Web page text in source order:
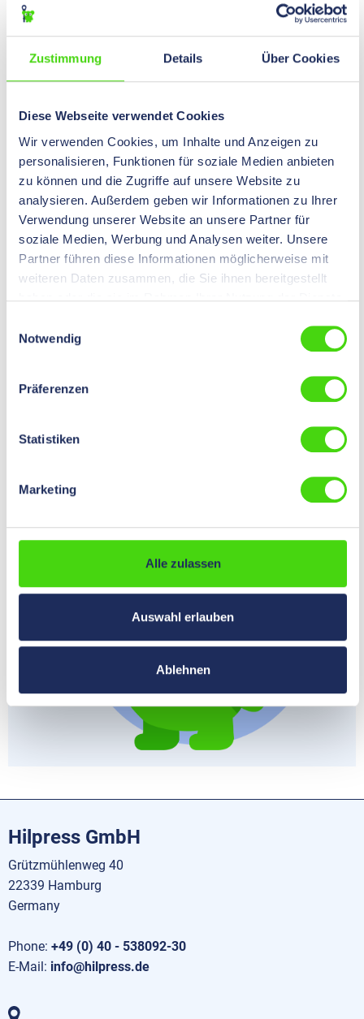
Zustimmung Details Über Cookies
Diese Webseite verwendet Cookies
Wir verwenden Cookies, um Inhalte und Anzeigen zu
personalisieren, Funktionen für soziale Medien anbieten
zu können und die Zugriffe auf unsere Website zu
analysieren. Außerdem geben wir Informationen zu Ihrer
Verwendung unserer Website an unsere Partner für
soziale Medien, Werbung und Analysen weiter. Unsere
Partner führen diese Informationen möglicherweise mit
weiteren Daten zusammen, die Sie ihnen bereitgestellt
Notwendig
Präferenzen
Statistiken
Marketing
Alle zulassen
Auswahl erlauben
Ablehnen
11665
Prong Sleeve Expanding Tool, GR 2 - 5
Tongs up to size
Prices visible afterlogin.
11666
Prong Sleeve Expanding Tool, GR 5 - 10
Tongs up to size 5 - 10
€0.00*
Prices visible afterlogin
No problem - we also offer customized solutions outside
using our inquiry form. We will be happy to advise you
Hilpress GmbH
Grützmühlenweg 40
22339 Hamburg
Germany
Phone: +49 (0) 40 - 538092-30
E-Mail: info@hilpress.de